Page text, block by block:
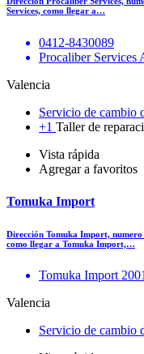
Services, como llegar a…
0412-8430089
Procaliber Services
Valencia
Servicio de cambio
+1 Taller de
Vista rápida
Agregar a favoritos
Tomuka Import
Dirección Tomuka Import,
como llegar a Tomuka Import,…
Tomuka Import
Valencia
Servicio de cambio